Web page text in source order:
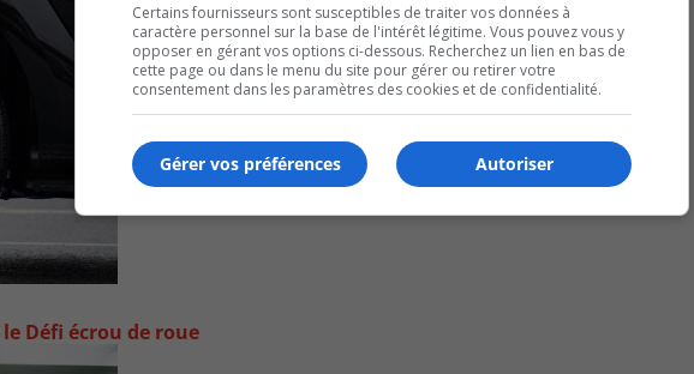
Défi écrou de roue
Certains fournisseurs sont susceptibles de traiter vos données à
caractère personnel sur la base de l'intérêt légitime. Vous pouvez vous y
opposer en gérant vos options ci-dessous. Recherchez un lien en bas de
cette page ou dans le menu du site pour gérer ou retirer votre
consentement dans les paramètres des cookies et de confidentialité.
Autoriser
Gérer vos préférences